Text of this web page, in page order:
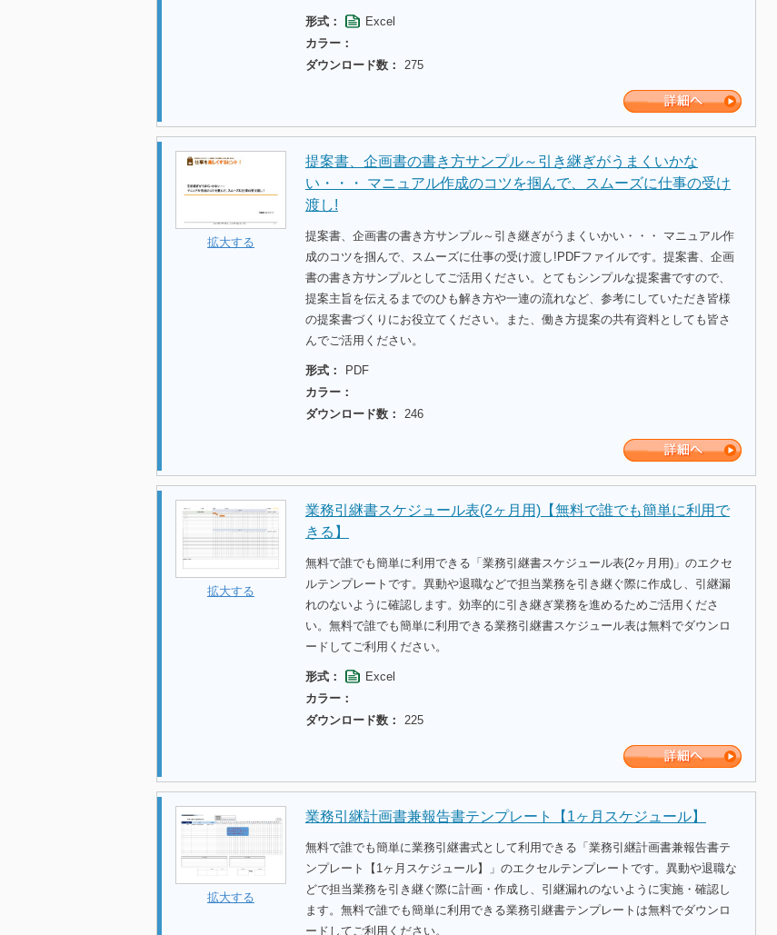
形式：
Excel
カラー：
ダウンロード数：
275
拡大する
提案書、企画書の書き方サンプル～引き継ぎがうまくいかな
い・・・ マニュアル作成のコツを掴んで、スムーズに仕事の受け
渡し!
提案書、企画書の書き方サンプル～引き継ぎがうまくいかい・・・ マニュアル作
成のコツを掴んで、スムーズに仕事の受け渡し!PDFファイルです。提案書、企画
書の書き方サンプルとしてご活用ください。とてもシンプルな提案書ですので、
提案主旨を伝えるまでのひも解き方や一連の流れなど、参考にしていただき皆様
の提案書づくりにお役立てください。また、働き方提案の共有資料としても皆さ
んでご活用ください。
形式：
PDF
カラー：
ダウンロード数：
246
拡大する
業務引継書スケジュール表(2ヶ月用)【無料で誰でも簡単に利用で
きる】
無料で誰でも簡単に利用できる「業務引継書スケジュール表(2ヶ月用)」のエクセ
ルテンプレートです。異動や退職などで担当業務を引き継ぐ際に作成し、引継漏
れのないように確認します。効率的に引き継ぎ業務を進めるためご活用くださ
い。無料で誰でも簡単に利用できる業務引継書スケジュール表は無料でダウンロ
ードしてご利用ください。
形式：
Excel
カラー：
ダウンロード数：
225
拡大する
業務引継計画書兼報告書テンプレート【1ヶ月スケジュール】
無料で誰でも簡単に業務引継書式として利用できる「業務引継計画書兼報告書テ
ンプレート【1ヶ月スケジュール】」のエクセルテンプレートです。異動や退職な
どで担当業務を引き継ぐ際に計画・作成し、引継漏れのないように実施・確認し
ます。無料で誰でも簡単に利用できる業務引継書テンプレートは無料でダウンロ
ードしてご利用ください。